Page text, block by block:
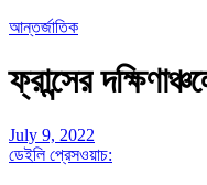
আন্তর্জাতিক
ফ্রান্সের
July 9, 2022
ডেইলি প্রেসওয়াচ: